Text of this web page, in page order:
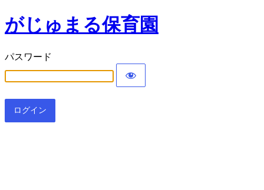
がじゅまる保育園
パスワード